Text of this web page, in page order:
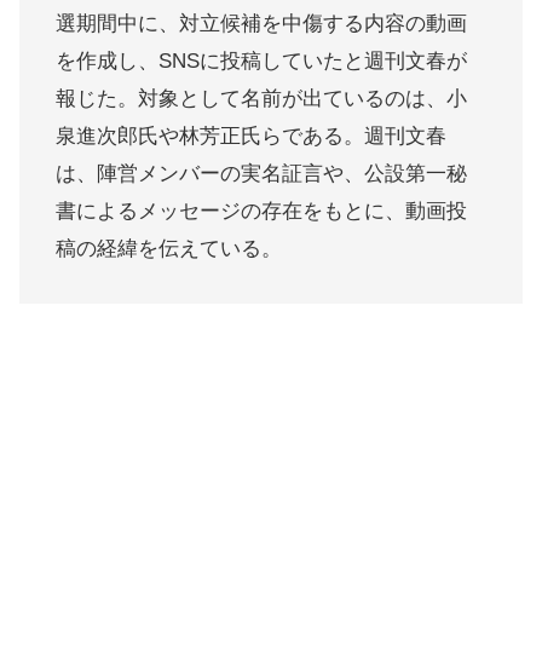
選期間中に、対立候補を中傷する内容の動画
を作成し、SNSに投稿していたと週刊文春が
報じた。対象として名前が出ているのは、小
泉進次郎氏や林芳正氏らである。週刊文春
は、陣営メンバーの実名証言や、公設第一秘
書によるメッセージの存在をもとに、動画投
稿の経緯を伝えている。